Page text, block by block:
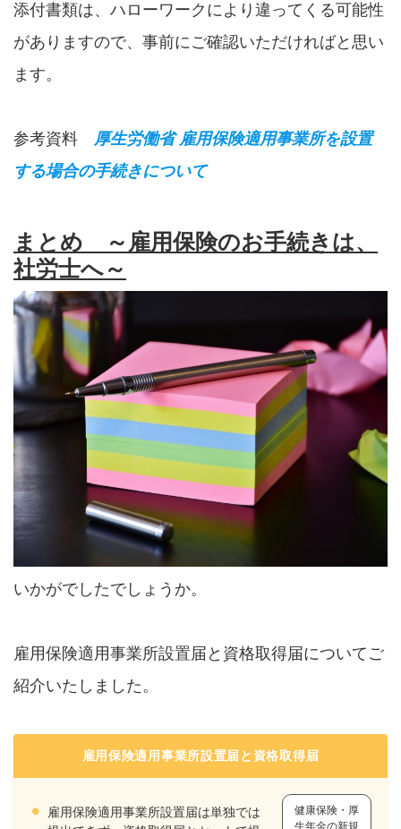
添付書類は、ハローワークにより違ってくる可能性
がありますので、事前にご確認いただければと思い
ます。
参考資料 厚生労働省 雇用保険適用事業所を設置
する場合の手続きについて
まとめ ～雇用保険のお手続きは、
社労士へ～
いかがでしたでしょうか。
雇用保険適用事業所設置届と資格取得届についてご
紹介いたしました。
雇用保険適用事業所設置届と資格取得届
雇用保険適用事業所設置届は単独では
健康保険・厚